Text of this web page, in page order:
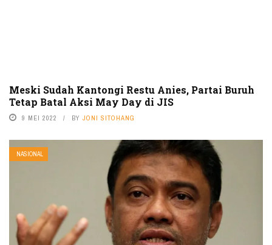
Meski Sudah Kantongi Restu Anies, Partai Buruh
Tetap Batal Aksi May Day di JIS
9 MEI 2022 BY JONI SITOHANG
NASIONAL